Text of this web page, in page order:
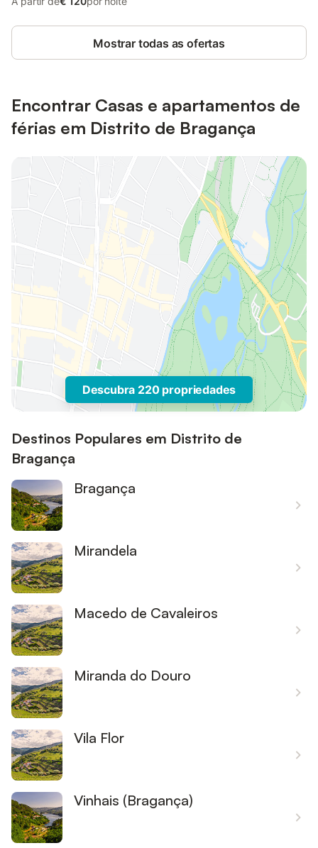
Mostrar todas as ofertas
Encontrar Casas e apartamentos de
férias em Distrito de Bragança
Descubra 220 propriedades
Destinos Populares em Distrito de
Bragança
Bragança
Mirandela
Macedo de Cavaleiros
Miranda do Douro
Vila Flor
Vinhais (Bragança)